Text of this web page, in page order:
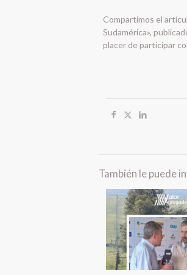
Compartimos el
Sudamérica»,
placer de participar
También le puede